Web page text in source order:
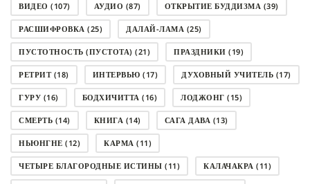
ВИДЕО (107) АУДИО (87) ОТКРЫТИЕ БУДДИЗМА (39)
РАСШИФРОВКА (25) ДАЛАЙ-ЛАМА (25)
ПУСТОТНОСТЬ (ПУСТОТА) (21) ПРАЗДНИКИ (19)
РЕТРИТ(18) ИНТЕРВЬЮ (17) ДУХОВНЫЙ УЧИТЕЛЬ (17)
ГУРУ (16) БОДХИЧИТТА (16) ЛОДЖОНГ (15)
СМЕРТЬ (14) КНИГА (14) САГА ДАВА (13)
НЬЮНГНЕ (12) КАРМА (11)
ЧЕТЫРЕ БЛАГОРОДНЫЕ ИСТИНЫ (11) КАЛАЧАКРА (11)